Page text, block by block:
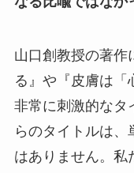
山口創教授の著作
る』や『皮膚は「
非常に刺激的なタ
らのタイトルは
はありません。私